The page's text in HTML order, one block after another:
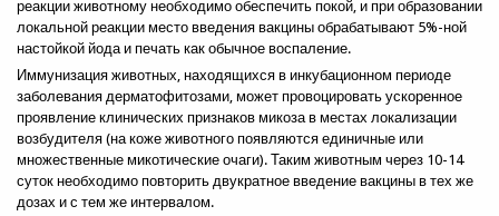
реакции животному необходимо обеспечить покой, и при образовании
локальной реакции место введения вакцины обрабатывают 5%-ной
настойкой йода и печать как обычное воспаление.
Иммунизация животных, находящихся в инкубационном периоде
заболевания дерматофитозами, может провоцировать ускоренное
проявление клинических признаков микоза в местах локализации
возбудителя (на коже животного появляются единичные или
множественные микотические очаги). Таким животным через 10-14
суток необходимо повторить двукратное введение вакцины в тех же
дозах и с тем же интервалом.
Спросить об этом товаре
Имя*
Эл.почта*
Компания